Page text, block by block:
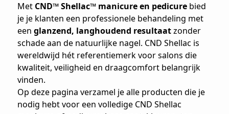
Met CND™ Shellac™ manicure en pedicure bied
je je klanten een professionele behandeling met
een glanzend, langhoudend resultaatzonder
schade aan de natuurlijke nagel. CND Shellac is
wereldwijd hét referentiemerk voor salons die
kwaliteit, veiligheid en draagcomfort belangrijk
vinden.
Op deze pagina verzamel je alle producten die je
nodig hebt voor een volledige CND Shellac